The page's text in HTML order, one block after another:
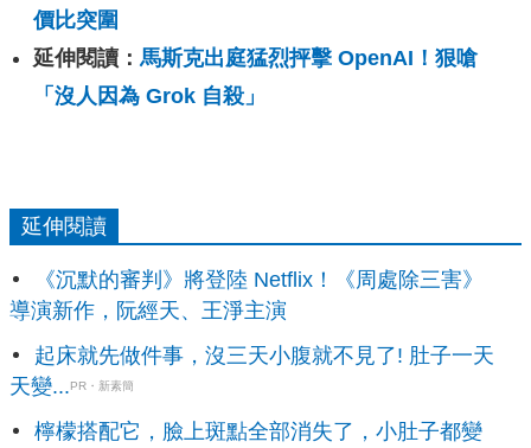
價比突圍
延伸閱讀： 馬斯克出庭猛烈抨擊 OpenAI！狠嗆
「沒人因為 Grok 自殺」
延伸閱讀
《沉默的審判》將登陸 Netflix！《周處除三害》
導演新作，阮經天、王淨主演
起床就先做件事，沒三天小腹就不見了! 肚子一天
天變...PR・新素簡
檸檬搭配它，臉上斑點全部消失了，小肚子都變